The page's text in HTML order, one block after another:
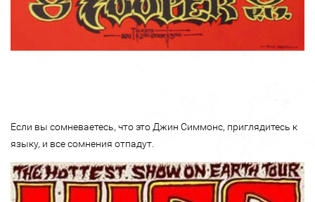
Если вы сомневаетесь, что это Джин Симмонс, приглядитесь к
языку, и все сомнения отпадут.